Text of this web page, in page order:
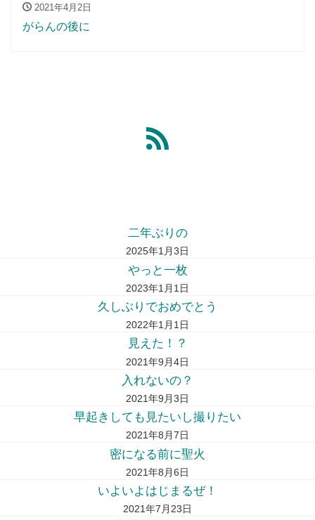
2021年4月2日
がらんの後に
二年ぶりの
2025年1月3日
やっと一枚
2023年1月1日
久しぶりでおめでとう
2022年1月1日
見えた！？
2021年9月4日
入れないの？
2021年9月3日
早起きしても見たいし撮りたい
2021年8月7日
密になる前に聖火
2021年8月6日
いよいよはじまるぜ！
2021年7月23日